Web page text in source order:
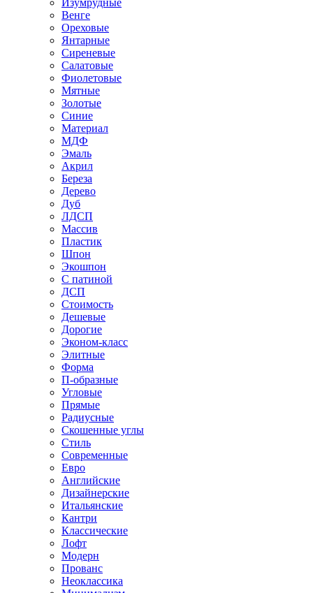
Изумрудные
Венге
Ореховые
Янтарные
Сиреневые
Салатовые
Фиолетовые
Мятные
Золотые
Синие
Материал
МДФ
Эмаль
Акрил
Береза
Дерево
Дуб
ЛДСП
Массив
Пластик
Шпон
Экошпон
С патиной
ДСП
Стоимость
Дешевые
Дорогие
Эконом-класс
Элитные
Форма
П-образные
Угловые
Прямые
Радиусные
Скошенные углы
Стиль
Современные
Евро
Английские
Дизайнерские
Итальянские
Кантри
Классические
Лофт
Модерн
Прованс
Неоклассика